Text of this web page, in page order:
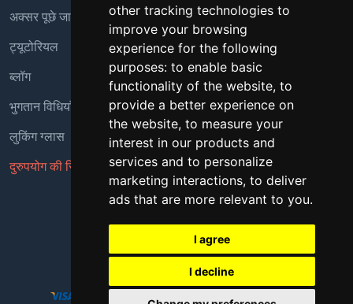
other tracking technologies to
improve your browsing
experience for the following
purposes: to enable basic
functionality of the website, to
provide a better experience on
the website, to measure your
interest in our products and
services and to personalize
marketing interactions, to deliver
ads that are more relevant to you.
I agree
I decline
अक्सर पूछे जाने वाले प्रश्न
ट्यूटोरियल
ब्लॉग
भुगतान विधियाँ
लुकिंग ग्लास
दुरुपयोग की रिपोर्ट करें
Copyright © 2018 - 2026 सर्वाधिकार सुरक्षित